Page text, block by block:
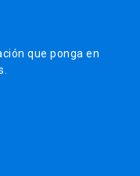
que ponga en